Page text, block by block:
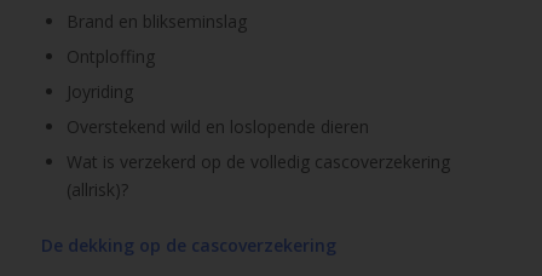
Brand en blikseminslag
Ontploffing
Joyriding
Overstekend wild en loslopende dieren
Wat is verzekerd op de volledig cascoverzekering
(allrisk)?
De dekking op de cascoverzekering